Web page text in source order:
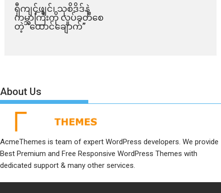
ရှီကျင့်ဖျင်၊ သုစိဒိဒ်နဲ့
ကမ္ဘာကြီးကို လှုပ်ခတ်စေ
တဲ့ “ထောင်ချောက်”
About Us
AcmeThemes is team of expert WordPress developers. We provide
Best Premium and Free Responsive WordPress Themes with
dedicated support & many other services.